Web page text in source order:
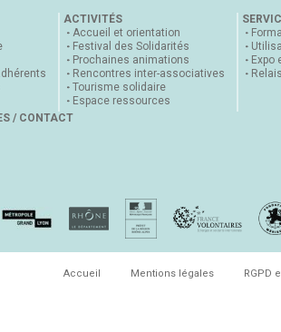
ACTIVITÉS
Accueil et orientation
Festival des Solidarités
Prochaines animations
Rencontres inter-associatives
Tourisme solidaire
Espace ressources
Expo
/ CONTACT
Accueil Mentions légales RGPD